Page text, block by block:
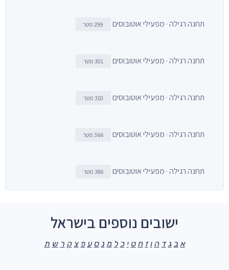
תחנה רגילה · מפעילי אוטובוסים 299 מטר
תחנה רגילה · מפעילי אוטובוסים 301 מטר
תחנה רגילה · מפעילי אוטובוסים 310 מטר
תחנה רגילה · מפעילי אוטובוסים 366 מטר
תחנה רגילה · מפעילי אוטובוסים 386 מטר
ישובים נוספים בישראל
א ב ג ד ה ו ז ח ט י כ ל מ נ ס ע פ צ ק ר ש ת